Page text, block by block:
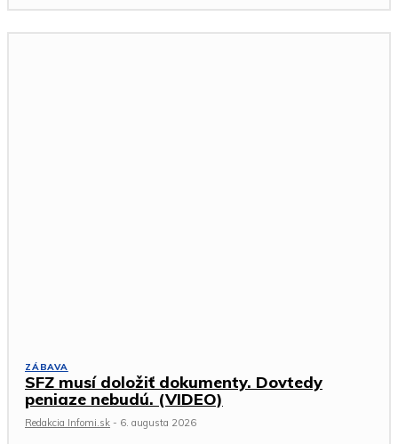
ZÁBAVA
SFZ musí doložiť dokumenty. Dovtedy
peniaze nebudú. (VIDEO)
Redakcia Infomi.sk - 6. augusta 2026